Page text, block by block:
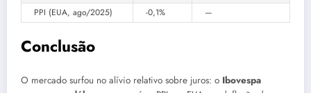
PPI (EUA, ago/2025)
-0,1% —
Conclusão
O mercado surfou no alívio relativo sobre juros: o Ibovespa